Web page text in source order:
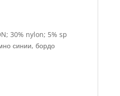
30% nylon; 5% sp
синии, бордо